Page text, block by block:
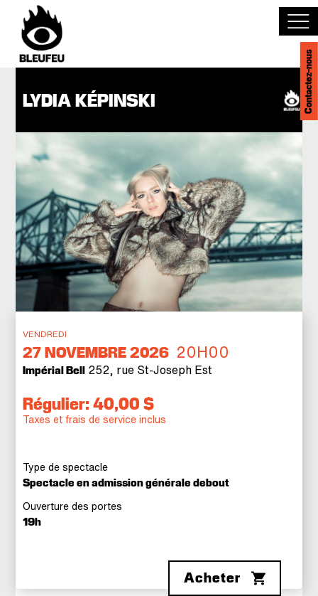
Joindre l'équipe
Devenir partenaire
Événements
Salles
English
Contactez-nous
LYDIA KÉPINSKI
VENDREDI
27NOVEMBRE 2026 20H00
Impérial Bell 252, rue St-Joseph Est
Régulier: 40,00 $
Taxes et frais de service inclus
Type de spectacle
Spectacle en admission générale debout
Ouverture des portes
19h
Acheter